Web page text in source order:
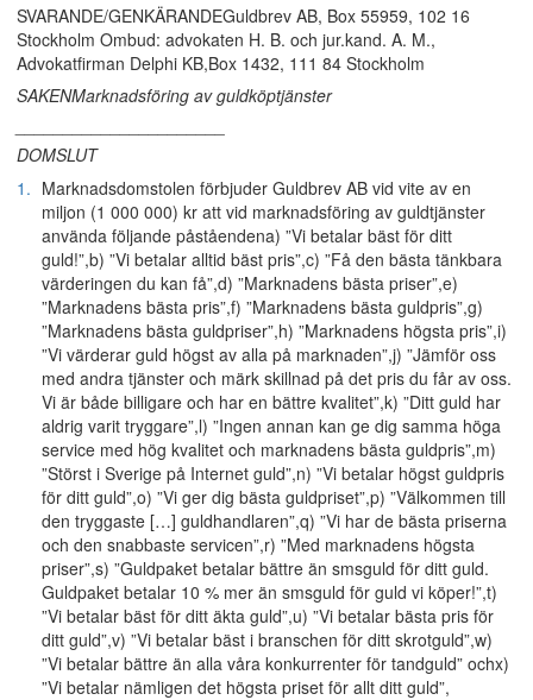
SVARANDE/GENKÄRANDEGuldbrev AB, Box 55959, 102 16
Stockholm Ombud: advokaten H. B. och jur.kand. A. M.,
Advokatfirman Delphi KB,Box 1432, 111 84 Stockholm
SAKENMarknadsföring av guldköptjänster
DOMSLUT
1. Marknadsdomstolen förbjuder Guldbrev AB vid vite av en
miljon (1 000 000) kr att vid marknadsföring av guldtjänster
använda följande påståendena) ”Vi betalar bäst för ditt
guld!”,b) ”Vi betalar alltid bäst pris”,c) ”Få den bästa tänkbara
värderingen du kan få”,d) ”Marknadens bästa priser”,e)
”Marknadens bästa pris”,f) ”Marknadens bästa guldpris”,g)
”Marknadens bästa guldpriser”,h) ”Marknadens högsta pris”,i)
”Vi värderar guld högst av alla på marknaden”,j) ”Jämför oss
med andra tjänster och märk skillnad på det pris du får av oss.
Vi är både billigare och har en bättre kvalitet”,k) ”Ditt guld har
aldrig varit tryggare”,l) ”Ingen annan kan ge dig samma höga
service med hög kvalitet och marknadens bästa guldpris”,m)
”Störst i Sverige på Internet guld”,n) ”Vi betalar högst guldpris
för ditt guld”,o) ”Vi ger dig bästa guldpriset”,p) ”Välkommen till
den tryggaste […] guldhandlaren”,q) ”Vi har de bästa priserna
och den snabbaste servicen”,r) ”Med marknadens högsta
priser”,s) ”Guldpaket betalar bättre än smsguld för ditt guld.
Guldpaket betalar 10 % mer än smsguld för guld vi köper!”,t)
”Vi betalar bäst för ditt äkta guld”,u) ”Vi betalar bästa pris för
ditt guld”,v) ”Vi betalar bäst i branschen för ditt skrotguld”,w)
”Vi betalar bättre än alla våra konkurrenter för tandguld” ochx)
”Vi betalar nämligen det högsta priset för allt ditt guld”,